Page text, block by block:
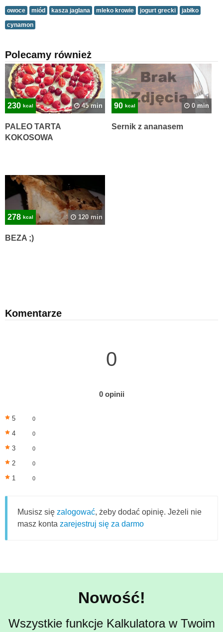
owoce miód kasza jaglana mleko krowie jogurt grecki jabłko
cynamon
Polecamy również
230 kcal 45 min
PALEO TARTA
KOKOSOWA
90 kcal 0 min
Sernik z ananasem
278 kcal 120 min
BEZA ;)
Komentarze
0
0 opinii
5 0
4 0
3 0
2 0
1 0
Musisz się zalogować, żeby dodać opinię. Jeżeli nie
masz konta zarejestruj się za darmo
Nowość!
Wszystkie funkcje Kalkulatora w Twoim